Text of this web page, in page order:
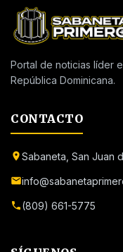
Portal de noticias líder
República Dominicana.
CONTACTO
Sabaneta, San Juan
(809) 661-5775